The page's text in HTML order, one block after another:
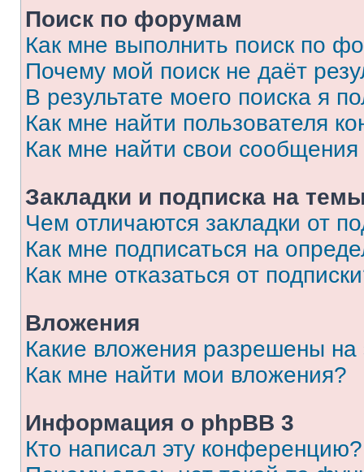
Поиск по форумам
Как мне выполнить поиск по
Почему мой поиск не даёт
В результате моего поиска я
Как мне найти пользователя
Как мне найти свои
Закладки и подписка на
Чем отличаются закладки от
Как мне подписаться на
Как мне отказаться от
Вложения
Какие вложения разрешены
Как мне найти мои вложения?
Информация о phpBB 3
Кто написал эту конференцию?